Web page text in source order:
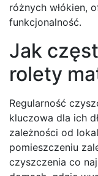
różnych włókien,
funkcjonalność.
Jak
rolety
Regularność
kluczowa dla ich
zależności od
pomieszczeniu
czyszczenia co